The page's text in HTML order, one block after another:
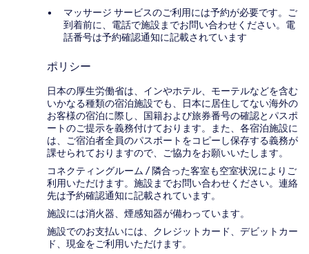
マッサージ サービスのご利用には予約が必要です。ご
到着前に、電話で施設までお問い合わせください。電
話番号は予約確認通知に記載されています
ポリシー
日本の厚生労働省は、インやホテル、モーテルなどを含む
いかなる種類の宿泊施設でも、日本に​居住してない海外の
お客様の宿泊に際し、国籍および旅券番号の確認とパスポ
ートのご提示を義務付け​ております。また、各宿泊施設に
は、ご宿泊者全員のパスポートをコピーし保存する義務が
課せられておりますの​で、ご協力をお願いいたします。
コネクティングルーム / 隣合った客室も空室状況によりご
利用いただけます。施設までお問い合わせください。連絡
先は予約確認通知に記載されています。
施設には消火器、煙感知器が備わっています。
施設でのお支払いには、クレジットカード、デビットカー
ド、現金をご利用いただけます。